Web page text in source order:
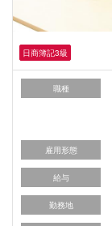
日商簿記3級
職種
雇用形態
給与
勤務地